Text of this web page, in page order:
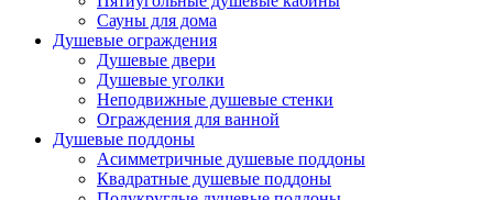
Сауны для дома
Душевые ограждения
Душевые двери
Душевые уголки
Неподвижные душевые стенки
Ограждения для ванной
Душевые поддоны
Асимметричные душевые поддоны
Квадратные душевые поддоны